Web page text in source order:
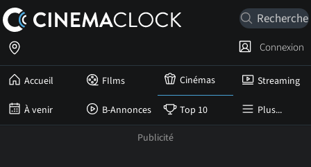
Accueil FIlms Cinémas Streaming
À venir B-Annonces Top 10 Plus...
Connexion